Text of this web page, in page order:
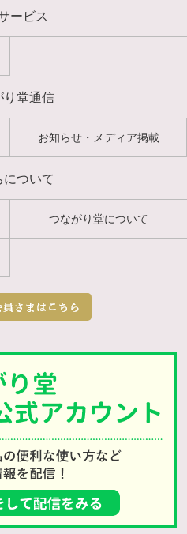
ービス
り堂通信
お知らせ・メディア掲載
について
つながり堂について